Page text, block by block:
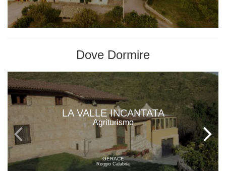
Dove Dormire
LA VALLE INCANTATA
Agriturismo
GERACE
Reggio Calabria